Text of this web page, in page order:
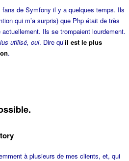
fans de Symfony il y a quelques temps. Ils
qui m’a surpris) que Php était de très
Ils se trompaient lourdement.
utilisé, oui. Dire qu’il est le plus
.
à plusieurs de mes clients, et, qui